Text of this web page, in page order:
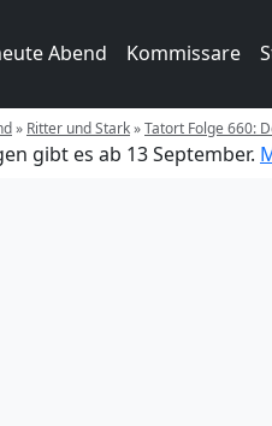
Abend Kommissare
» Ritter und Stark»Tatort Folge 660:
gibt es ab 13 September.